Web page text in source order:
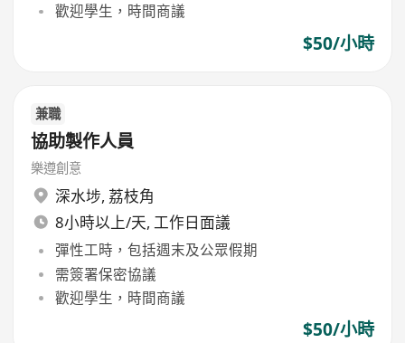
歡迎學生，時間商議
$50/小時
兼職
協助製作人員
樂遵創意
深水埗, 荔枝角
8小時以上/天, 工作日面議
彈性工時，包括週末及公眾假期
需簽署保密協議
歡迎學生，時間商議
$50/小時